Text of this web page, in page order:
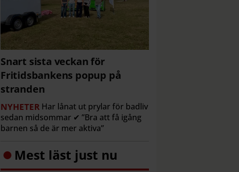
Snart sista veckan för
Fritidsbankens popup på
stranden
NYHETER Har lånat ut prylar för badliv
sedan midsommar ✔ ”Bra att få igång
barnen så de är mer aktiva”
Mest läst just nu